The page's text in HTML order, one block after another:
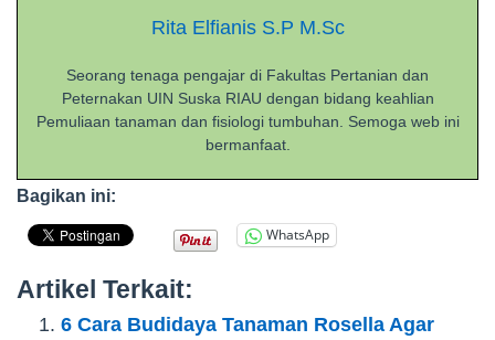
Rita Elfianis S.P M.Sc
Seorang tenaga pengajar di Fakultas Pertanian dan
Peternakan UIN Suska RIAU dengan bidang keahlian
Pemuliaan tanaman dan fisiologi tumbuhan. Semoga web ini
bermanfaat.
Bagikan ini:
WhatsApp
Artikel Terkait:
6 Cara Budidaya Tanaman Rosella Agar